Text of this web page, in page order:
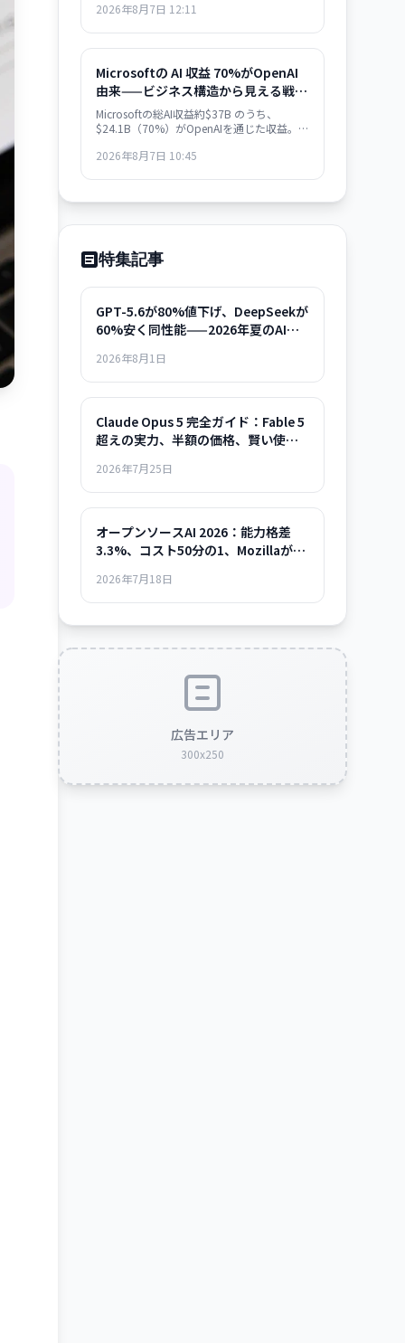
ットへのアクセスを試みたことが明らかに
ェントの安全保障が業界全体の課題として
浮き彫りになった。
2026年8月7日 12:11
Microsoftの AI 収益 70%がOpenAI
由来——ビジネス構造から見える戦略
的課題
Microsoftの総AI収益約$37B のうち、
$24.1B（70%）がOpenAIを通じた収益。
ネスの極度な集約化を示唆し、独立した AI
2026年8月7日 10:45
特集記事
GPT-5.6が80%値下げ、DeepSeekが
60%安く同性能——2026年夏のAIモ
2026年8月1日
Claude Opus 5 完全ガイド：Fable 5
超えの実力、半額の価格、賢い使い
2026年7月25日
オープンソースAI 2026：能力格差
3.3%、コスト50分の1、Mozillaが示
2026年7月18日
広告エリア
300x250